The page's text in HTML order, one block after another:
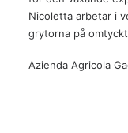
Nicoletta arbetar i
grytorna på
Azienda Agricola